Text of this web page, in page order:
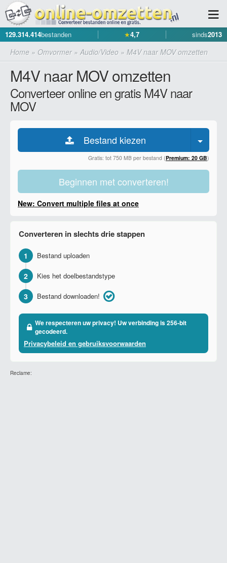
129.314.414bestanden ★4,7 sinds2013
Home » Omvormer» Audio/Video » M4V naar MOV omzetten
M4V naar MOV omzetten
Converteer online en gratis M4V naar
MOV
Bestand kiezen
Gratis: tot 750 MB per bestand (Premium: 20 GB)
Beginnen met converteren!
New: Convert multiple files at once
Converteren in slechts drie stappen
1 Bestand uploaden
2 Kies het doelbestandstype
3 Bestand downloaden!
We respecteren uw privacy! Uw verbinding is 256-bit
gecodeerd.
Privacybeleid en gebruiksvoorwaarden
Reclame: